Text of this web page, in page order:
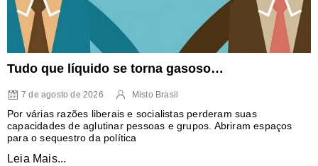
Tudo que líquido se torna gasoso…
7 de agosto de 2026 Misto Brasil
Por várias razões liberais e socialistas perderam suas
capacidades de aglutinar pessoas e grupos. Abriram espaços
para o sequestro da política
Leia Mais...